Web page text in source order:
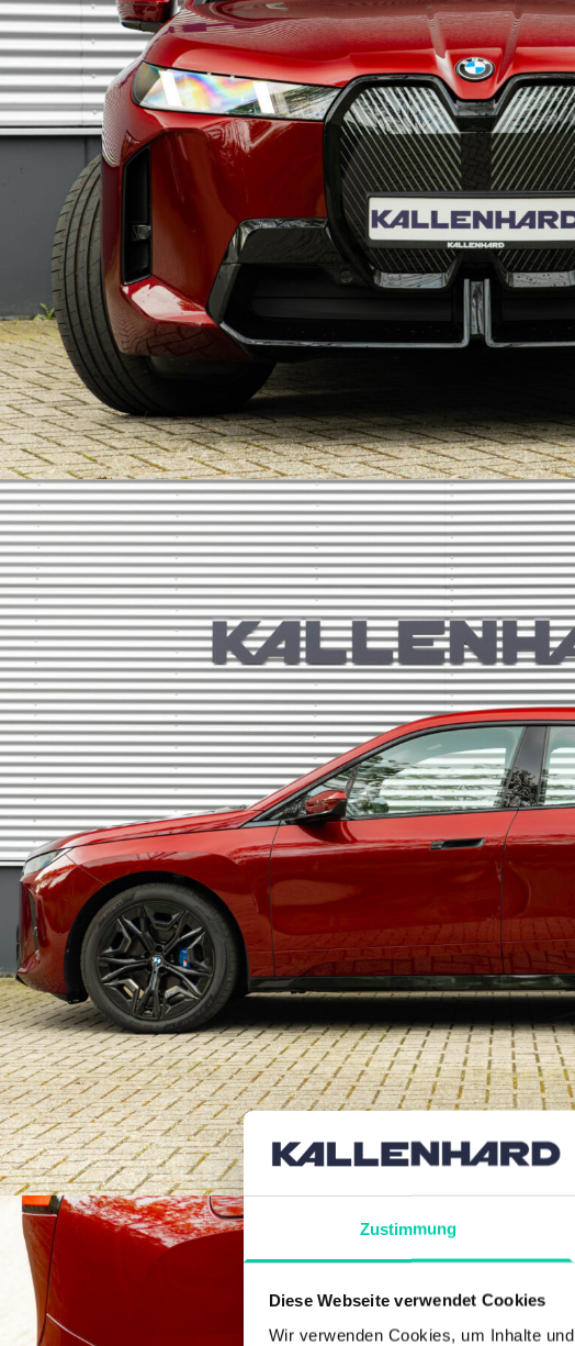
Zustimmung
Diese Webseite verwendet Cookies
Wir verwenden Cookies, um Inhalte